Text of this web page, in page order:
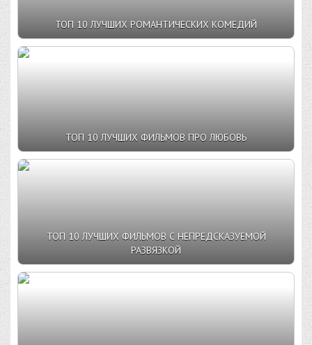
ТОП 10 ЛУЧШИХ РОМАНТИЧЕСКИХ КОМЕДИЙ
ТОП 10 ЛУЧШИХ ФИЛЬМОВ ПРО ЛЮБОВЬ
ТОП 10 ЛУЧШИХ ФИЛЬМОВ С НЕПРЕДСКАЗУЕМОЙ
РАЗВЯЗКОЙ